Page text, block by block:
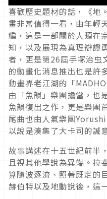
喜歡歷史題材的話，《地
畫非常值得一看，由年輕
編，這是一部關於人類在
知，以及展現為真理辯證
者，更是第26屆手塚治虫
的動畫化消息推出也是許
動畫界老江湖的「
由「魚韻」樂團擔當，也
魚韻復出之作，更是樂團
尾曲也由人氣樂團
以說是湊集了大卡司的誠
故事講述在十五世紀前半
且視其他學說為異端。拉
算隨波逐流、照著既定的
赫伯特以及地動說後，這